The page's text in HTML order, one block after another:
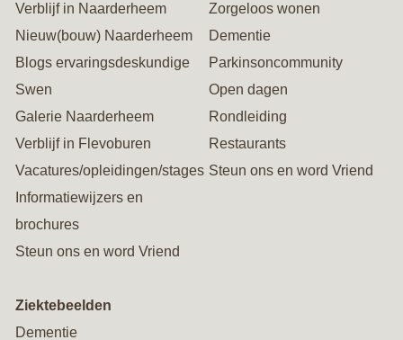
Verblijf in Naarderheem
Nieuw(bouw) Naarderheem
Blogs ervaringsdeskundige
Swen
Galerie Naarderheem
Verblijf in Flevoburen
Vacatures/opleidingen/stages
Informatiewijzers en
brochures
Steun ons en word Vriend
Zorgeloos wonen
Dementie
Parkinsoncommunity
Open dagen
Rondleiding
Restaurants
Steun ons en word Vriend
Ziektebeelden
Dementie